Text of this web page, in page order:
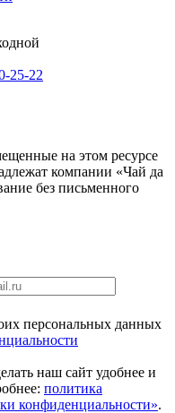
25-22
на этом ресурсе
компании «Чай да
без письменного
персональных данных
наш сайт удобнее и
политика
конфиденциальности».